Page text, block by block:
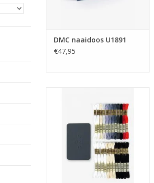
DMC naaidoos U1891
€47,95
Spécial 24 garen, 2 patronen
TOEVOEGEN AAN WINKELWAGEN